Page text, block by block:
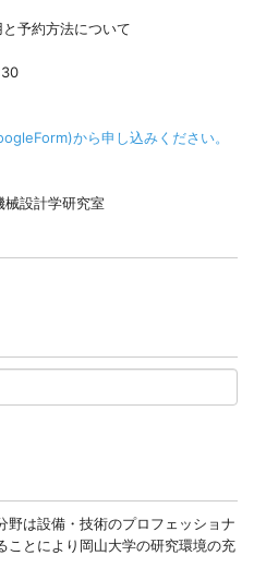
約方法について
から申し込みください。
設計学研究室
は設備・技術のプロフェッショナ
ことにより岡山大学の研究環境の充